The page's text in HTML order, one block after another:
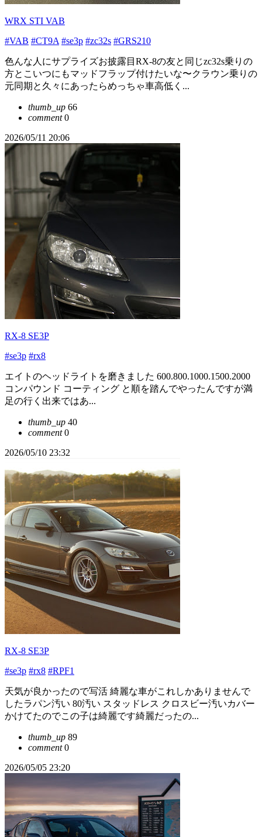
WRX STI VAB
#VAB #CT9A #se3p #zc32s #GRS210
色んな人にサプライズお披露目RX-8の友と同じzc32s乗りの
方とこいつにもマッドフラップ付けたいな〜クラウン乗りの
元同期と久々にあったらめっちゃ車高低く...
thumb_up 66
comment0
2026/05/11 20:06
RX-8 SE3P
#se3p #rx8
エイトのヘッドライトを磨きました 600.800.1000.1500.2000
コンパウンド コーティング と順を踏んでやったんですが満
足の行く出来ではあ...
thumb_up 40
comment0
2026/05/10 23:32
RX-8 SE3P
#se3p #rx8 #RPF1
天気が良かったので写活 綺麗な車がこれしかありませんで
したラパン汚い 80汚い スタッドレス クロスビー汚いカバー
かけてたのでこの子は綺麗です綺麗だったの...
thumb_up 89
comment0
2026/05/05 23:20